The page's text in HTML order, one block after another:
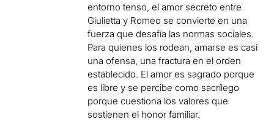
entorno tenso, el amor secreto entre
Giulietta y Romeo se convierte en una
fuerza que desafía las normas sociales.
Para quienes los rodean, amarse es casi
una ofensa, una fractura en el orden
establecido. El amor es sagrado porque
es libre y se percibe como sacrílego
porque cuestiona los valores que
sostienen el honor familiar.